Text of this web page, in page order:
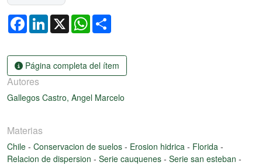
FacebookLinkedIn
X WhatsApp
Página completa del ítem
Autores
Gallegos Castro, Angel Marcelo
Materias
Chile - Conservacion de suelos - Erosion hidrica - Florida -
Relacion de dispersion - Serie cauquenes - Serie san esteban -